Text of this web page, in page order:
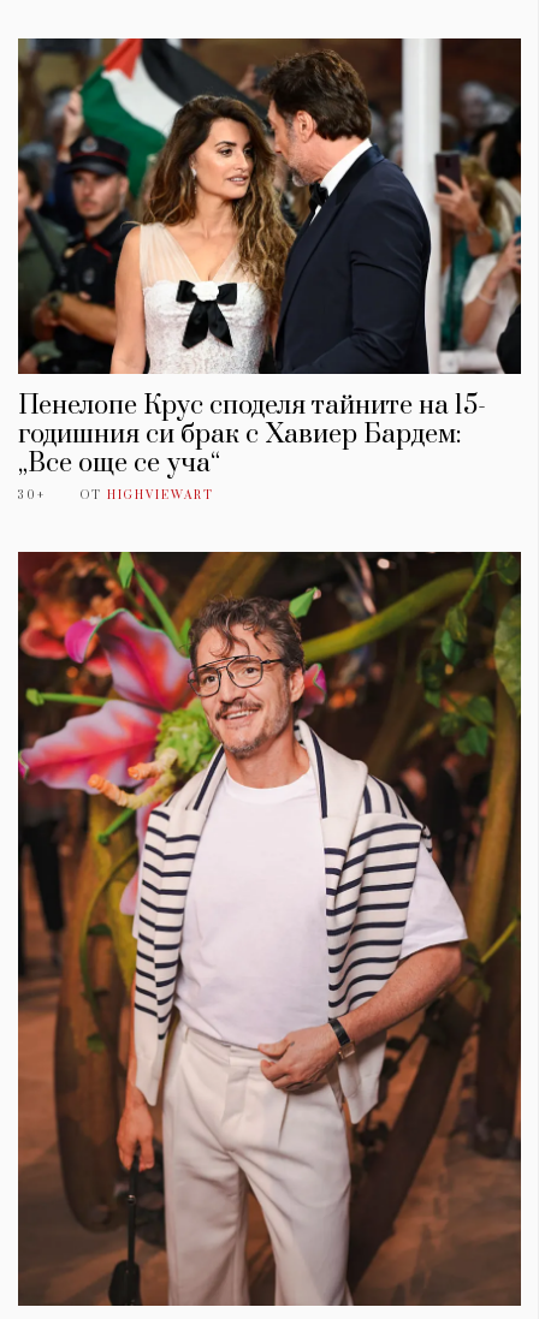
Пенелопе Крус споделя тайните на 15-
годишния си брак с Хавиер Бардем:
„Все още се уча“
30+ ОТ HIGHVIEWART